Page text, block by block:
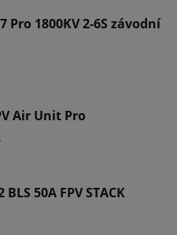
Pro 1800KV 2-6S závodní
Air Unit Pro
BLS 50A FPV STACK